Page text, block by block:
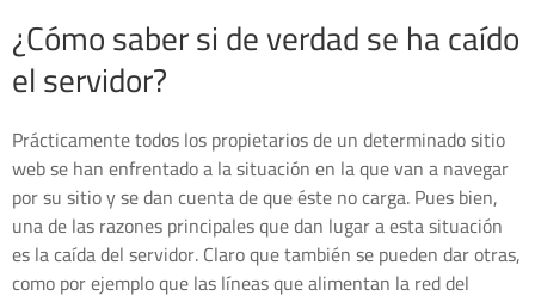
¿Cómo saber si de verdad se ha caído
el servidor?
Prácticamente todos los propietarios de un determinado sitio
web se han enfrentado a la situación en la que van a navegar
por su sitio y se dan cuenta de que éste no carga. Pues bien,
una de las razones principales que dan lugar a esta situación
es la caída del servidor. Claro que también se pueden dar otras,
como por ejemplo que las líneas que alimentan la red del